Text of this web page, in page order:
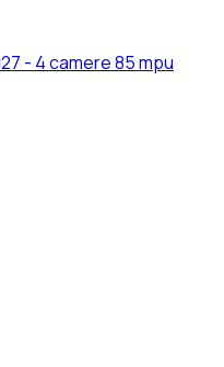
- 4 camere 85 mpu